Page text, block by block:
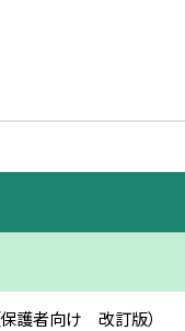
保護者向け 改訂版）